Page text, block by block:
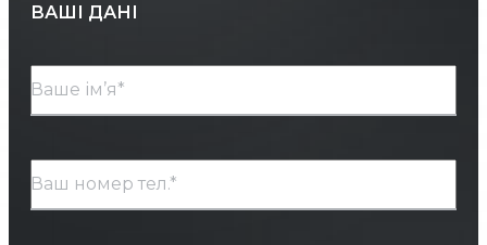
ВАШІ ДАНІ
Ваше ім’я*
Ваш номер тел.*